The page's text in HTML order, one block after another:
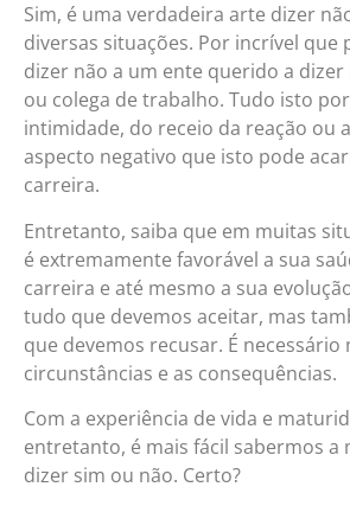
Sim, é uma verdadeira arte dizer
diversas situações. Por incrível que
dizer não a um ente querido a dizer
ou colega de trabalho. Tudo isto
intimidade, do receio da reação ou
aspecto negativo que isto pode
carreira.
Entretanto, saiba que em muitas
é extremamente favorável a sua
carreira e até mesmo a sua
tudo que devemos aceitar, mas
que devemos recusar. É necessário
circunstâncias e as consequências.
Com a experiência de vida e
entretanto, é mais fácil sabermos a
dizer sim ou não. Certo?